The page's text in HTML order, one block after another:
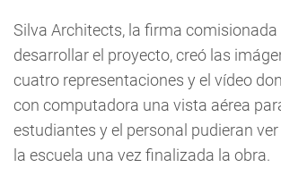
Silva Architects, la firma comisionada
desarrollar el proyecto, creó las
cuatro representaciones y el vídeo
con computadora una vista aérea
estudiantes y el personal pudieran
la escuela una vez finalizada la obra.